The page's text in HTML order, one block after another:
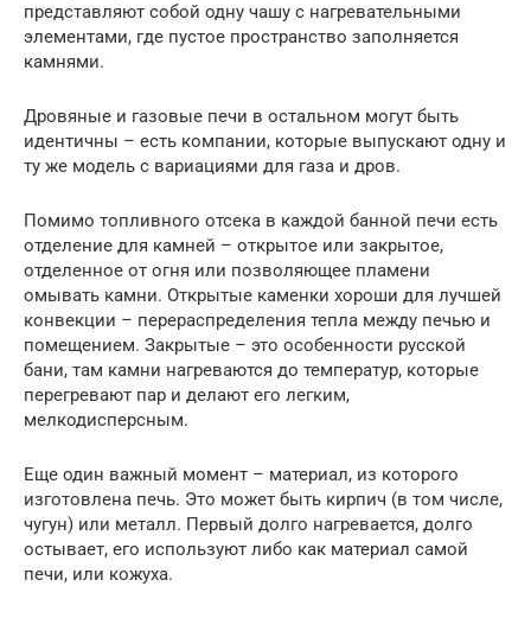
представляют собой одну чашу с нагревательными
элементами, где пустое пространство заполняется
камнями.
Дровяные и газовые печи в остальном могут быть
идентичны – есть компании, которые выпускают одну и
ту же модель с вариациями для газа и дров.
Помимо топливного отсека в каждой банной печи есть
отделение для камней – открытое или закрытое,
отделенное от огня или позволяющее пламени
омывать камни. Открытые каменки хороши для лучшей
конвекции – перераспределения тепла между печью и
помещением. Закрытые – это особенности русской
бани, там камни нагреваются до температур, которые
перегревают пар и делают его легким,
мелкодисперсным.
Еще один важный момент – материал, из которого
изготовлена печь. Это может быть кирпич (в том числе,
чугун) или металл. Первый долго нагревается, долго
остывает, его используют либо как материал самой
печи, или кожуха.